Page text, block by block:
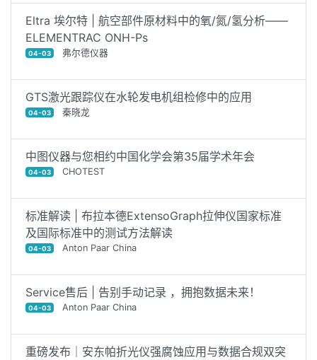
Eltra 埃尔特 | 航空部件原材料中的氧/氮/氢分析——
ELEMENTRAC ONH-Ps
04-03 弗尔德仪器
GTS激光跟踪仪在水轮发电机组检修中的应用
04-03 秦晓龙
中图仪器与您相约中国化学会第35届学术年会
04-03 CHOTEST
标准解读 | 布拉本德ExtensoGraph拉伸仪国家标准
及国际标准中的测试方法解读
04-03 Anton Paar China
Service售后 | 告别手动记录 ，拥抱数据未来！
04-03 Anton Paar China
重磅发布｜安东帕折光仪强腐蚀应用与数据合规双突